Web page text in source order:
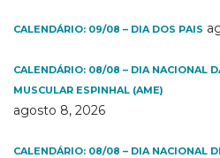
CALENDÁRIO: 09/08 – DIA DOS PAIS
CALENDÁRIO: 08/08 – DIA NACIONAL
MUSCULAR ESPINHAL (AME)
agosto 8, 2026
CALENDÁRIO: 08/08 – DIA NACIONAL